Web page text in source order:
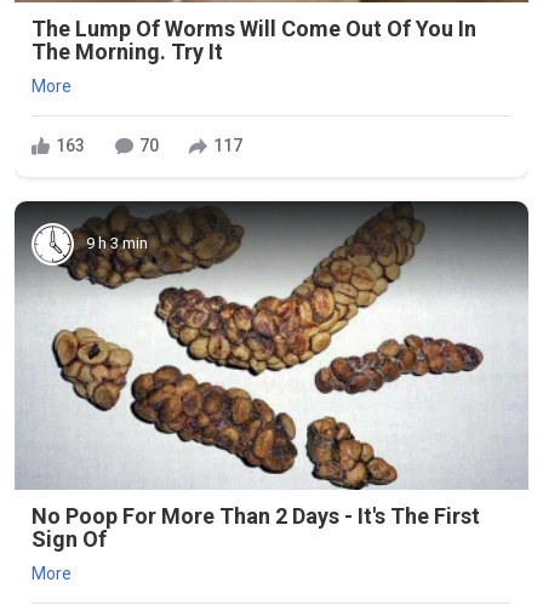
The Lump Of Worms Will Come Out Of You In
The Morning. Try It
More
163 70 117
9 h 3 min
No Poop For More Than 2 Days - It's The First
Sign Of
More